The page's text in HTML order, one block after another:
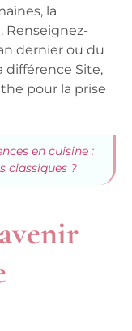
la
Renseignez-
dernier ou du
différence Site,
pour la prise
en cuisine :
classiques ?